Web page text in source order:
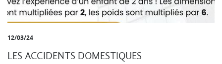
12/03/24
LES ACCIDENTS DOMESTIQUES